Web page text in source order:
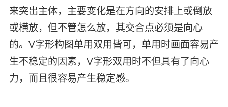
来突出主体，主要变化是在方向的安排上或倒放
或横放，但不管怎么放，其交合点必须是向心
的。V字形构图单用双用皆可，单用时画面容易产
生不稳定的因素，V字形双用时不但具有了向心
力，而且很容易产生稳定感。